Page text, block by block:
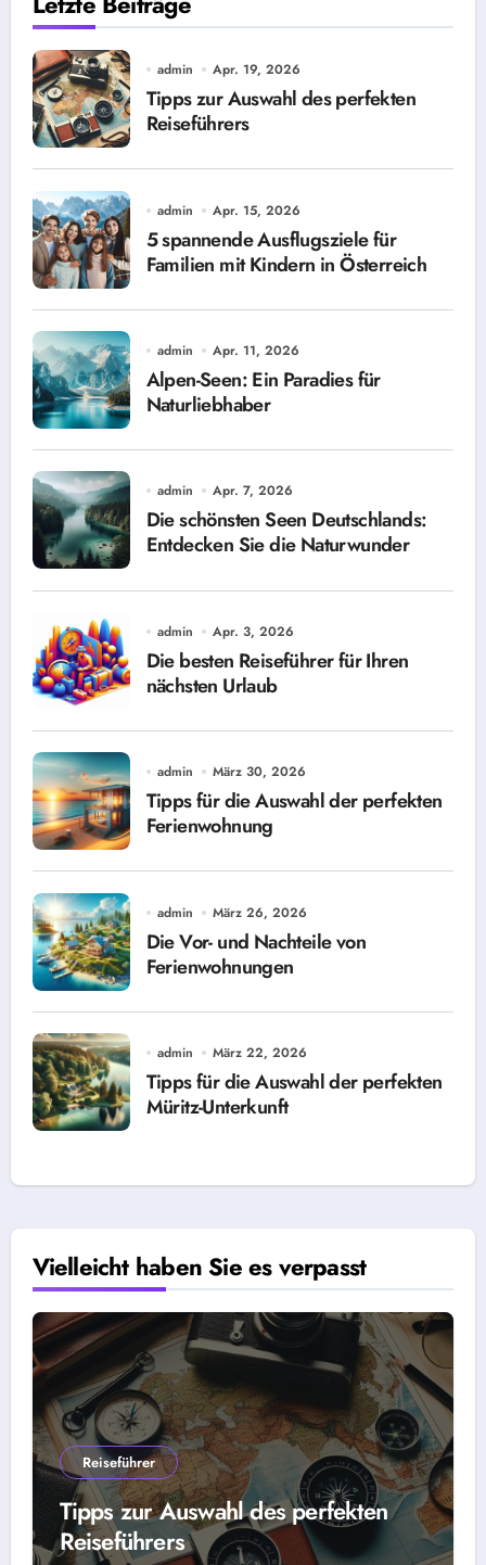
admin Apr. 19, 2026
Tipps zur Auswahl des perfekten
Reiseführers
admin Apr. 15, 2026
5 spannende Ausflugsziele für
Familien mit Kindern in Österreich
admin Apr. 11, 2026
Alpen-Seen: Ein Paradies für
Naturliebhaber
admin Apr. 7, 2026
Die schönsten Seen Deutschlands:
Entdecken Sie die Naturwunder
admin Apr. 3, 2026
Die besten Reiseführer für Ihren
nächsten Urlaub
admin März 30, 2026
Tipps für die Auswahl der perfekten
Ferienwohnung
admin März 26, 2026
Die Vor- und Nachteile von
Ferienwohnungen
admin März 22, 2026
Tipps für die Auswahl der perfekten
Müritz-Unterkunft
Vielleicht haben Sie es verpasst
Reiseführer
Tipps zur Auswahl des perfekten
Reiseführers